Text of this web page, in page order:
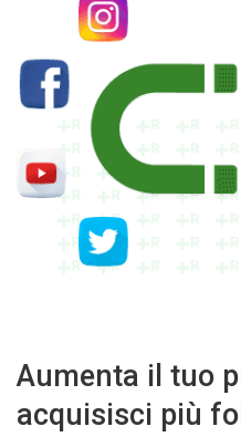
Aumenta il tuo
acquisisci più